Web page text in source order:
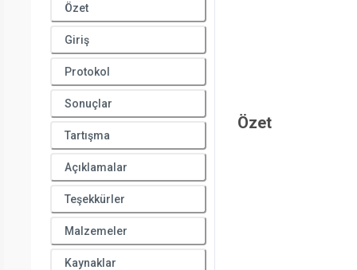
Özet
Giriş
Protokol
Sonuçlar
Tartışma
Açıklamalar
Teşekkürler
Malzemeler
Kaynaklar
Özet